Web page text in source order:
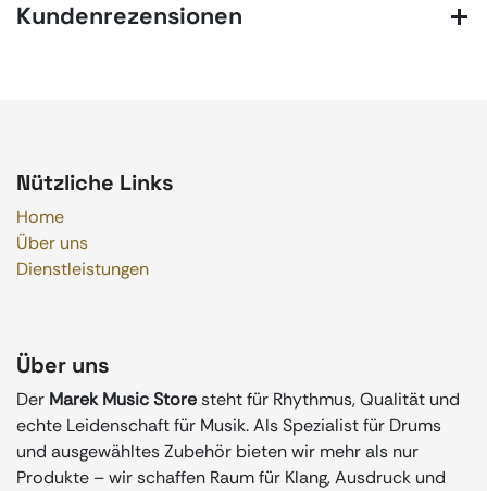
Kundenrezensionen
Nützliche Links
Home
Über uns
Dienstleistungen
Über uns
Der Marek Music Storesteht für Rhythmus, Qualität und
echte Leidenschaft für Musik. Als Spezialist für Drums
und ausgewähltes Zubehör bieten wir mehr als nur
Produkte – wir schaffen Raum für Klang, Ausdruck und